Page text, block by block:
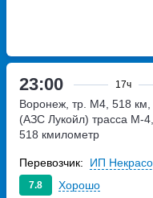
23:00 17ч
Воронеж, тр. М4, 518 км,
(АЗС Лукойл) трасса М-4,
518 кмилометр
7.8 Хорошо
Перевозчик: ИП